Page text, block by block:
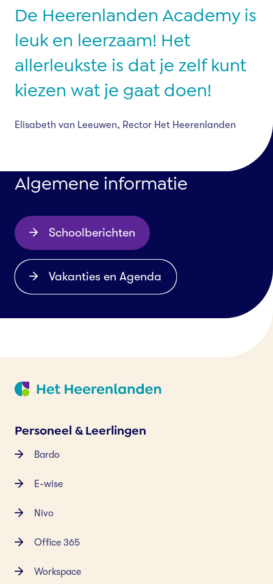
De Heerenlanden Academy is
leuk en leerzaam! Het
allerleukste is dat je zelf kunt
kiezen wat je gaat doen!
Elisabeth van Leeuwen, Rector Het Heerenlanden
Algemene informatie
Schoolberichten
Vakanties en Agenda
Personeel & Leerlingen
Bardo
E-wise
Nivo
Office 365
Workspace